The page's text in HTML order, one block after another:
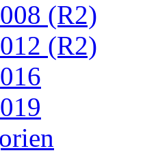
(R2)
(R2)